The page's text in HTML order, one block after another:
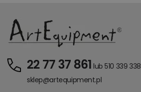
22 77 37 861 lub 510 339 338
sklep@artequipment.pl